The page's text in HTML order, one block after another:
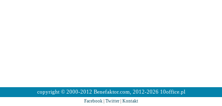
copyright © 2000-2012 Benefaktor.com, 2012-2026 10office.pl
Facebook| Twitter| Kontakt